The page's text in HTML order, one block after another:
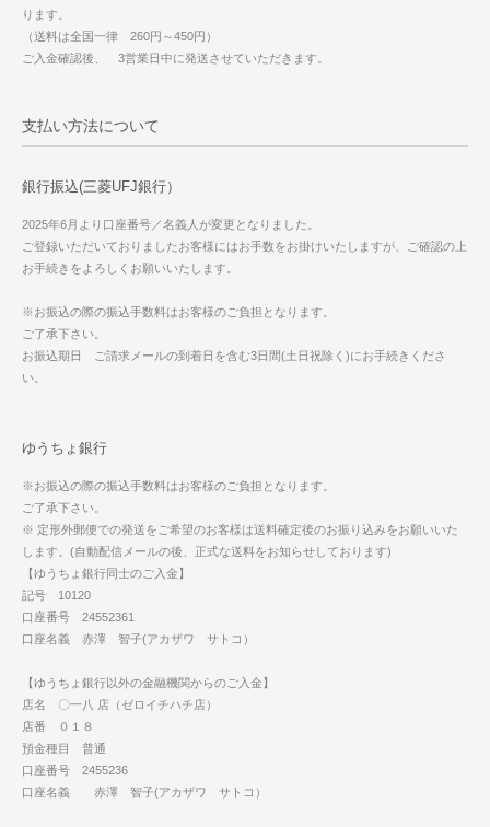
ります。
（送料は全国一律 260円～450円）
ご入金確認後、 3営業日中に発送させていただきます。
支払い方法について
銀行振込(三菱UFJ銀行）
2025年6月より口座番号／名義人が変更となりました。
ご登録いただいておりましたお客様にはお手数をお掛けいたしますが、ご確認の上
お手続きをよろしくお願いいたします。
※お振込の際の振込手数料はお客様のご負担となります。
ご了承下さい。
お振込期日 ご請求メールの到着日を含む3日間(土日祝除く)にお手続きくださ
い。
ゆうちょ銀行
※お振込の際の振込手数料はお客様のご負担となります。
ご了承下さい。
※ 定形外郵便での発送をご希望のお客様は送料確定後のお振り込みをお願いいた
します。(自動配信メールの後、正式な送料をお知らせしております)
【ゆうちょ銀行同士のご入金】
記号 10120
口座番号 24552361
口座名義 赤澤 智子(アカザワ サトコ）
【ゆうちょ銀行以外の金融機関からのご入金】
店名 〇一八 店（ゼロイチハチ店）
店番 ０１８
預金種目 普通
口座番号 2455236
口座名義 赤澤 智子(アカザワ サトコ）